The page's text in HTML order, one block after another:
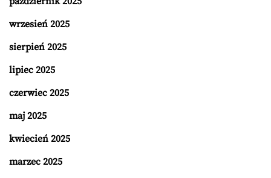
wrzesień 2025
sierpień 2025
lipiec 2025
czerwiec 2025
maj 2025
kwiecień 2025
marzec 2025